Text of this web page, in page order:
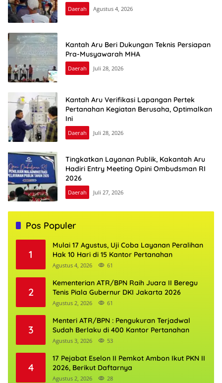
Daerah Agustus 4, 2026
Kantah Aru Beri Dukungan Teknis Persiapan
Pra-Musyawarah MHA
Daerah Juli 28, 2026
Kantah Aru Verifikasi Lapangan Pertek
Pertanahan Kegiatan Berusaha, Optimalkan
Ini
Daerah Juli 28, 2026
Tingkatkan Layanan Publik, Kakantah Aru
Hadiri Entry Meeting Opini Ombudsman RI
2026
Daerah Juli 27, 2026
Pos Populer
1
Mulai 17 Agustus, Uji Coba Layanan Peralihan
Hak 10 Hari di 15 Kantor Pertanahan
Agustus 4, 2026 61
2
Kementerian ATR/BPN Raih Juara II Beregu
Tenis Piala Gubernur DKI Jakarta 2026
Agustus 2, 2026 61
3
Menteri ATR/BPN : Pengukuran Terjadwal
Sudah Berlaku di 400 Kantor Pertanahan
Agustus 3, 2026 53
4
17 Pejabat Eselon II Pemkot Ambon Ikut PKN II
2026, Berikut Daftarnya
Agustus 2, 2026 28